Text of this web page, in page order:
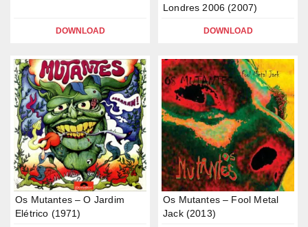
DOWNLOAD
Londres 2006 (2007)
DOWNLOAD
Os Mutantes – O Jardim
Elétrico (1971)
Os Mutantes – Fool Metal
Jack (2013)